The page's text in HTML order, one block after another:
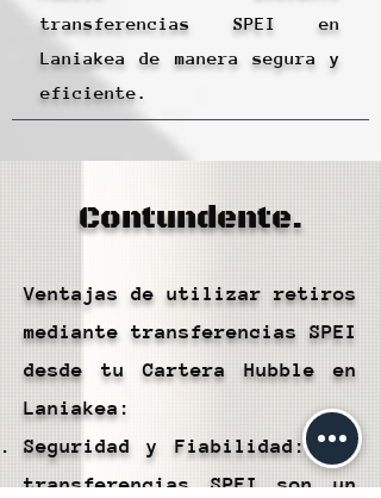
transferencias SPEI en
Laniakea de manera segura y
eficiente.
Contundente.
Ventajas de utilizar retiros
mediante transferencias SPEI
desde tu Cartera Hubble en
Laniakea:
Seguridad y Fiabilidad: Las
transferencias SPEI son un